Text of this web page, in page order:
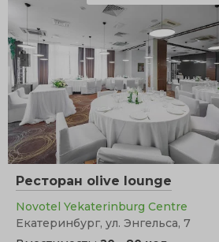
Ресторан olive lounge
Novotel Yekaterinburg Centre
Екатеринбург, ул. Энгельса, 7